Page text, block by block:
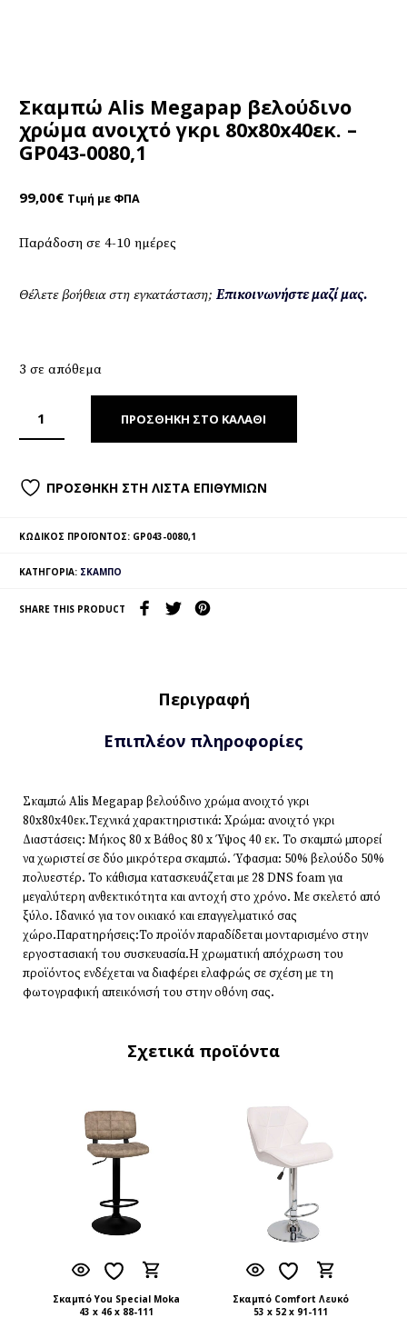
Σκαμπώ Alis Megapap βελούδινο
χρώμα ανοιχτό γκρι 80x80x40εκ. –
GP043-0080,1
99,00€ Τιμή με ΦΠΑ
Παράδοση σε 4-10 ημέρες
Θέλετε βοήθεια στη εγκατάσταση; Επικοινωνήστε μαζί μας.
3 σε απόθεμα
ΠΡΟΣΘΉΚΗ ΣΤΟ ΚΑΛΆΘΙ
ΠΡΟΣΘΉΚΗ ΣΤΗ ΛΊΣΤΑ ΕΠΙΘΥΜΙΏΝ
ΚΩΔΙΚΌΣ ΠΡΟΪΌΝΤΟΣ: GP043-0080,1
ΚΑΤΗΓΟΡΊΑ: ΣΚΑΜΠΌ
SHARE THIS PRODUCT
Περιγραφή
Επιπλέον πληροφορίες
Σκαμπώ Alis Megapap βελούδινο χρώμα ανοιχτό γκρι
80x80x40εκ.Τεχνικά χαρακτηριστικά: Χρώμα: ανοιχτό γκρι
Διαστάσεις: Μήκος 80 x Βάθος 80 x Ύψος 40 εκ. Το σκαμπώ μπορεί
να χωριστεί σε δύο μικρότερα σκαμπώ. Ύφασμα: 50% βελούδο 50%
πολυεστέρ. Το κάθισμα κατασκευάζεται με 28 DNS foam για
μεγαλύτερη ανθεκτικότητα και αντοχή στο χρόνο. Με σκελετό από
ξύλο. Ιδανικό για τον οικιακό και επαγγελματικό σας
χώρο.Παρατηρήσεις:Το προϊόν παραδίδεται μονταρισμένο στην
εργοστασιακή του συσκευασία.Η χρωματική απόχρωση του
προϊόντος ενδέχεται να διαφέρει ελαφρώς σε σχέση με τη
φωτογραφική απεικόνισή του στην οθόνη σας.
Σχετικά προϊόντα
Σκαμπό You Special Moka
43 x 46 x 88-111
Σκαμπό Comfort Λευκό
53 x 52 x 91-111